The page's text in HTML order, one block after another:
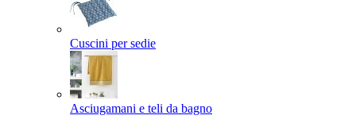
Cuscini per sedie
Asciugamani e teli da bagno